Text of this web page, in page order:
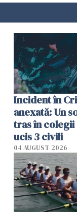
Incident în
anexată: Un
tras în colegii
ucis 3 civili
04 AUGUST 2026